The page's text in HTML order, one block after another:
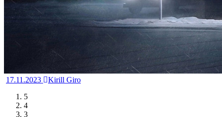
17.11.2023
Kirill Giro
5
4
3